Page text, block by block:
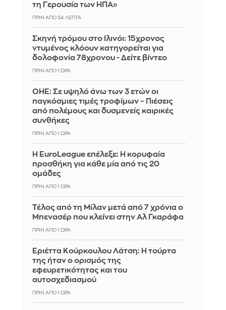
τη Γερουσία των ΗΠΑ»
ΠΡΙΝ ΑΠΌ 54 ΛΕΠΤΆ
Σκηνή τρόμου στο Ιλινόι: 15χρονος
ντυμένος κλόουν κατηγορείται για
δολοφονία 78χρονου - Δείτε βίντεο
ΠΡΙΝ ΑΠΌ 1 ΏΡΑ
ΟΗΕ: Σε υψηλό άνω των 3 ετών οι
παγκόσμιες τιμές τροφίμων – Πιέσεις
από πολέμους και δυσμενείς καιρικές
συνθήκες
ΠΡΙΝ ΑΠΌ 1 ΏΡΑ
Η EuroLeague επέλεξε: Η κορυφαία
προσθήκη για κάθε μία από τις 20
ομάδες
ΠΡΙΝ ΑΠΌ 1 ΏΡΑ
Τέλος από τη Μίλαν μετά από 7 χρόνια ο
Μπενασέρ που κλείνει στην Αλ Γκαράφα
ΠΡΙΝ ΑΠΌ 1 ΏΡΑ
Εριέττα Κούρκουλου Λάτση: Η τούρτα
της ήταν ο ορισμός της
εφευρετικότητας και του
αυτοσχεδιασμού
ΠΡΙΝ ΑΠΌ 1 ΏΡΑ